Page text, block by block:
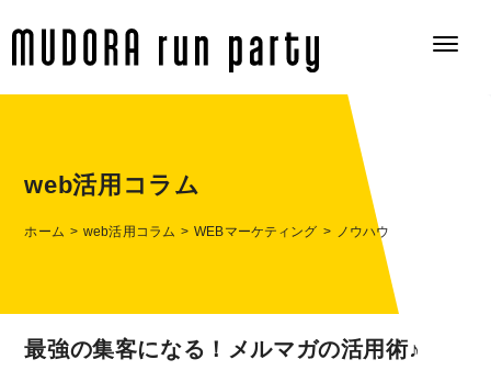
web活用コラム
ホーム web活用コラム WEBマーケティング ノウハウ
最強の集客になる！メルマガの活用術♪